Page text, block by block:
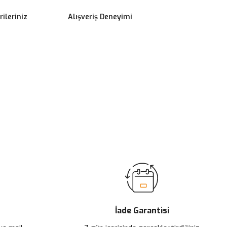
Alışveriş Deneyimi
İade Garantisi